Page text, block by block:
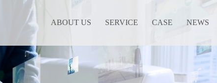
ABOUT US SERVICE CASE NEWS